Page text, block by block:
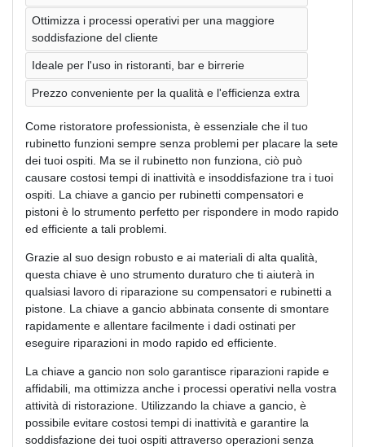
Ottimizza i processi operativi per una maggiore
soddisfazione del cliente
Ideale per l'uso in ristoranti, bar e birrerie
Prezzo conveniente per la qualità e l'efficienza extra
Come ristoratore professionista, è essenziale che il tuo
rubinetto funzioni sempre senza problemi per placare la sete
dei tuoi ospiti. Ma se il rubinetto non funziona, ciò può
causare costosi tempi di inattività e insoddisfazione tra i tuoi
ospiti. La chiave a gancio per rubinetti compensatori e
pistoni è lo strumento perfetto per rispondere in modo rapido
ed efficiente a tali problemi.
Grazie al suo design robusto e ai materiali di alta qualità,
questa chiave è uno strumento duraturo che ti aiuterà in
qualsiasi lavoro di riparazione su compensatori e rubinetti a
pistone. La chiave a gancio abbinata consente di smontare
rapidamente e allentare facilmente i dadi ostinati per
eseguire riparazioni in modo rapido ed efficiente.
La chiave a gancio non solo garantisce riparazioni rapide e
affidabili, ma ottimizza anche i processi operativi nella vostra
attività di ristorazione. Utilizzando la chiave a gancio, è
possibile evitare costosi tempi di inattività e garantire la
soddisfazione dei tuoi ospiti attraverso operazioni senza